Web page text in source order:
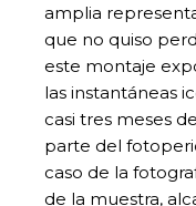
amplia
que no quiso
este montaje
las instantáneas
casi tres meses
parte del
caso de la
de la muestra,